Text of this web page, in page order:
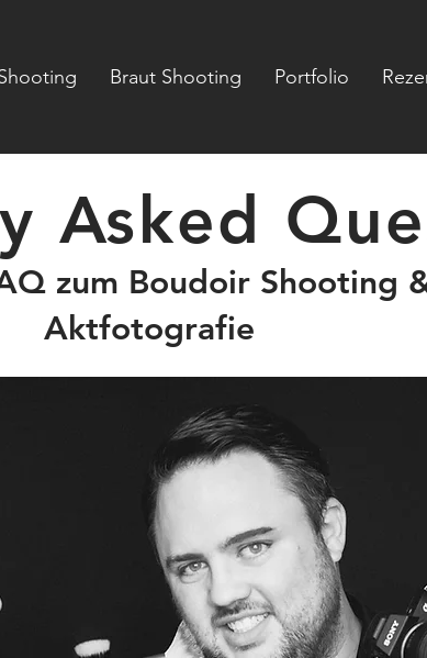
Braut Shooting Portfolio
Asked
zum Boudoir Shooting
Aktfotografie